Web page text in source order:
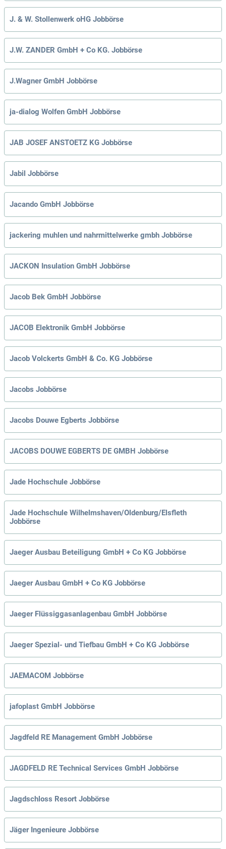
J. & W. Stollenwerk oHG Jobbörse
J.W. ZANDER GmbH + Co KG. Jobbörse
J.Wagner GmbH Jobbörse
ja-dialog Wolfen GmbH Jobbörse
JAB JOSEF ANSTOETZ KG Jobbörse
Jabil Jobbörse
Jacando GmbH Jobbörse
jackering muhlen und nahrmittelwerke gmbh Jobbörse
JACKON Insulation GmbH Jobbörse
Jacob Bek GmbH Jobbörse
JACOB Elektronik GmbH Jobbörse
Jacob Volckerts GmbH & Co. KG Jobbörse
Jacobs Jobbörse
Jacobs Douwe Egberts Jobbörse
JACOBS DOUWE EGBERTS DE GMBH Jobbörse
Jade Hochschule Jobbörse
Jade Hochschule Wilhelmshaven/Oldenburg/Elsfleth
Jobbörse
Jaeger Ausbau Beteiligung GmbH + Co KG Jobbörse
Jaeger Ausbau GmbH + Co KG Jobbörse
Jaeger Flüssiggasanlagenbau GmbH Jobbörse
Jaeger Spezial- und Tiefbau GmbH + Co KG Jobbörse
JAEMACOM Jobbörse
jafoplast GmbH Jobbörse
Jagdfeld RE Management GmbH Jobbörse
JAGDFELD RE Technical Services GmbH Jobbörse
Jagdschloss Resort Jobbörse
Jäger Ingenieure Jobbörse